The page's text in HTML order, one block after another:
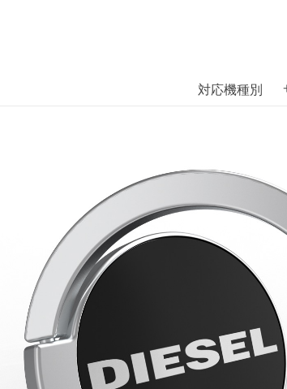
商品には、日本では珍しい「海外ブランド
対応機種別